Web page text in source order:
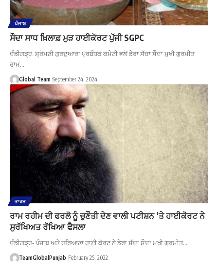
ਪੰਜਾਬ
ਸੌਦਾ ਸਾਧ ਖ਼ਿਲਾਫ਼ ਮੁੜ ਹਾਈਕੋਰਟ ਪੁੱਜੀ SGPC
ਚੰਡੀਗੜ੍ਹ: ਸ਼੍ਰੋਮਣੀ ਗੁਰਦੁਆਰਾ ਪ੍ਰਬੰਧਕ ਕਮੇਟੀ ਵਲੋਂ ਡੇਰਾ ਸੱਚਾ ਸੌਦਾ ਮੁਖੀ ਗੁਰਮੀਤ
ਰਾਮ…
Global Team September 24, 2024
ਭਾਰਤ
ਰਾਮ ਰਹੀਮ ਦੀ ਫਰਲੋ ਨੂੰ ਚੁਣੌਤੀ ਦੇਣ ਵਾਲੀ ਪਟੀਸ਼ਨ ‘ਤੇ ਹਾਈਕੋਰਟ ਨੇ
ਸੁਰੱਖਿਅਤ ਰੱਖਿਆ ਫੈਸਲਾ
ਚੰਡੀਗੜ੍ਹ- ਪੰਜਾਬ ਅਤੇ ਹਰਿਆਣਾ ਹਾਈ ਕੋਰਟ ਨੇ ਡੇਰਾ ਸੱਚਾ ਸੌਦਾ ਮੁਖੀ ਗੁਰਮੀਤ…
TeamGlobalPunjab February 25, 2022